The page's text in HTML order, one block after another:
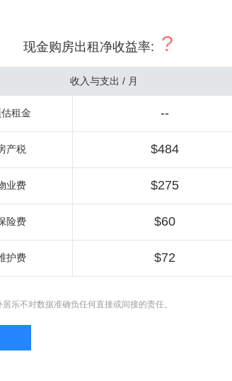
现金购房出租净收益率: ?
收入与支出 / 月
租金 --
产税 $484
业费 $275
险费 $60
护费 $72
乐不对数据准确负任何直接或间接的责任。